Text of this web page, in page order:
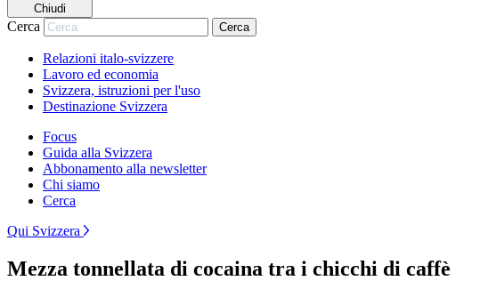
Chiudi
Cerca Cerca
Relazioni italo-svizzere
Lavoro ed economia
Svizzera, istruzioni per l'uso
Destinazione Svizzera
Focus
Guida alla Svizzera
Abbonamento alla newsletter
Chi siamo
Cerca
Qui Svizzera
Mezza tonnellata di cocaina tra i chicchi di caffè